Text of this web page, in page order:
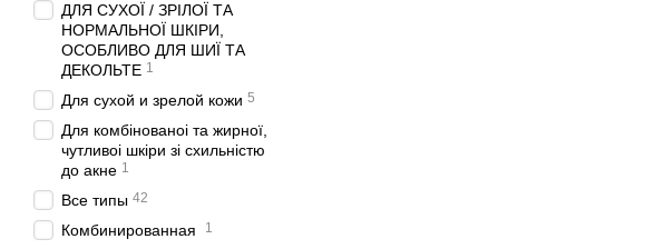
ДЛЯ СУХОЇ / ЗРІЛОЇ ТА
НОРМАЛЬНОЇ ШКІРИ,
ОСОБЛИВО ДЛЯ ШИЇ ТА
ДЕКОЛЬТЕ 1
Для сухой и зрелой кожи 5
Для комбінованоі та жирної,
чутливоі шкіри зі схильністю
до акне 1
Все типы 42
Комбинированная 1